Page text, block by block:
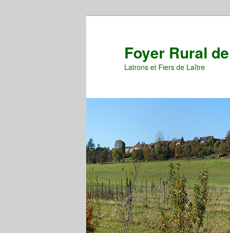
Foyer Rural
Latrons et Fiers de Laître